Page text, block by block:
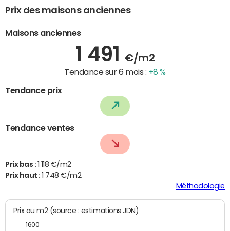
Prix des maisons anciennes
Maisons anciennes
1 491 €/m2
Tendance sur 6 mois : +8 %
Tendance prix
Tendance ventes
Prix bas :
1 118 €/m2
Prix haut :
1 748 €/m2
Méthodologie
Prix au m2 (source : estimations JDN)
1600